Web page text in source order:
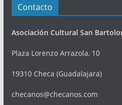
Contacto
Asociación Cultural San
Plaza Lorenzo Arrazola, 10
19310 Checa (Guadalajara)
checanos@checanos.com